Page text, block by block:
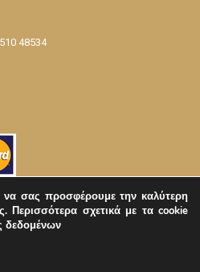
48534
να σας προσφέρουμε την καλύτερη
Περισσότερα σχετικά με τα cookie
δεδομένων